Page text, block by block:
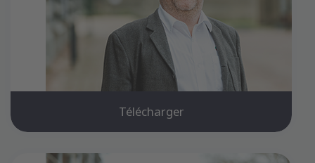
Télécharger